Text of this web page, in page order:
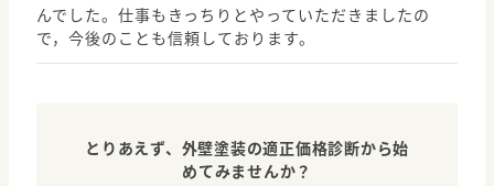
んでした。仕事もきっちりとやっていただきましたの
で，今後のことも信頼しております。
とりあえず、外壁塗装の適正価格診断から始
めてみませんか？